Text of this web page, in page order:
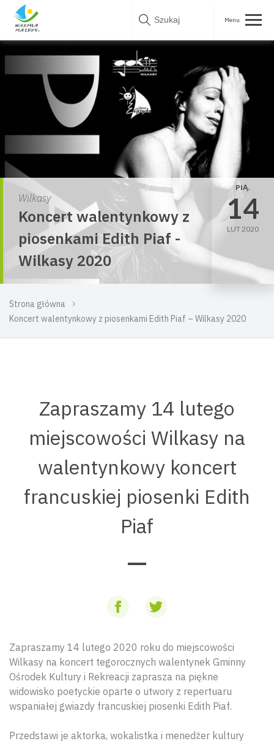
Skip
Strona główna
Koncert walentynkowy z piosenkami Edith Piaf – Wilkasy 2020
Wilkasy
Koncert walentynkowy z
piosenkami Edith Piaf -
Wilkasy 2020
PIĄ.
14
LUT 2020
Zapraszamy 14 lutego
miejscowości Wilkasy na
walentynkowy koncert
francuskiej piosenki Edith
Piaf
Zapraszamy 14 lutego 2020 roku do miejscowości
Wilkasy na koncert tegorocznych walentynek Gminny
Ośrodek Kultury i Rekreacji zaprasza na piękne
widowisko poetyckie oparte o utwory z repertuaru
wspaniałej gwiazdy francuskiej piosenki Edith Piaf.
Przedstawi je aktorka, wokalistka i menedżer kultury